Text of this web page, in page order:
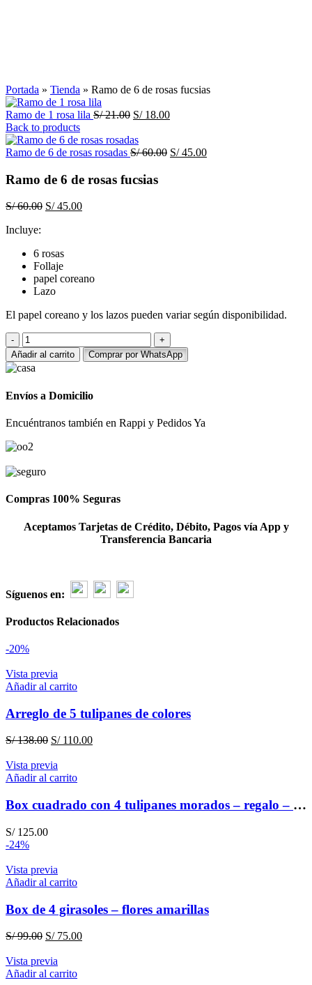
Portada » Tienda » Ramo de 6 de rosas fucsias
Ramo de 1 rosa lila S/21.00 El
original
era:
S/18.00El
es:
Back to products
Ramo de 6 de rosas rosadas S/60.00 El
S/45.00El
Ramo de 6 de rosas fucsias
S/60.00 El
S/ 60.00.
S/45.00El
Incluye:
6 rosas
Follaje
papel coreano
Lazo
El papel coreano y los lazos pueden variar según disponibilidad.
Ramo
de
6
de
fucsias
Añadir al carrito Comprar por WhatsApp
Envíos a Domicilio
Encuéntranos también en Rappi y Pedidos Ya
Compras 100% Seguras
Aceptamos Tarjetas de Crédito, Débito, Pagos vía App y
Transferencia Bancaria
Síguenos en:
Productos Relacionados
-20%
Vista previa
Añadir al carrito
Arreglo de 5 tulipanes de colores
S/138.00 El
original
era:
S/110.00El
Vista previa
Añadir al carrito
Box cuadrado con 4 tulipanes morados – regalo – amistad
S/125.00
-24%
Vista previa
Añadir al carrito
Box de 4 girasoles – flores amarillas
S/99.00 El
original
era:
S/75.00El
Vista previa
Añadir al carrito